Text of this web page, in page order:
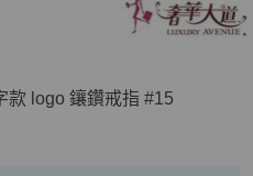
款 logo 鑲鑽戒指 #15